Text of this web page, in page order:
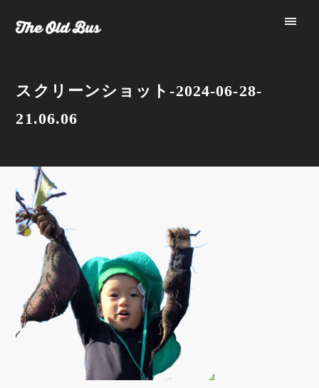
スクリーンショット-2024-06-28-
21.06.06